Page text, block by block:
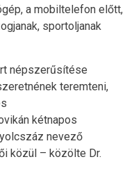
a mobiltelefon előtt,
sportoljanak
népszerűsítése
teremteni,
kétnapos
nevező
közül – közölte Dr.